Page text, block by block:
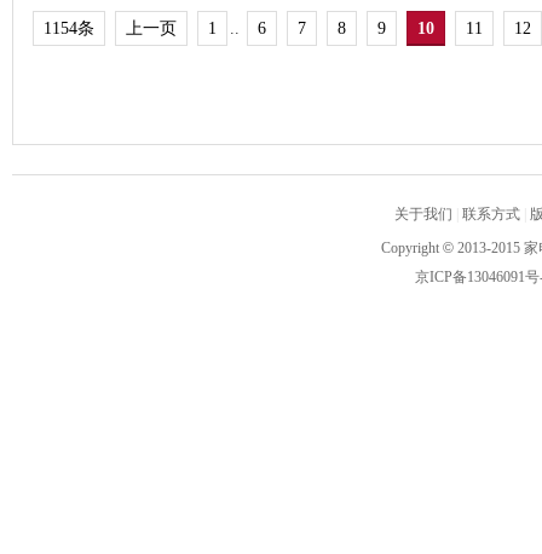
1154条 上一页 1 .. 6 7 8 9 10 11 12
关于我们 联系方式
Copyright © 2013-2015
京ICP备13046091号